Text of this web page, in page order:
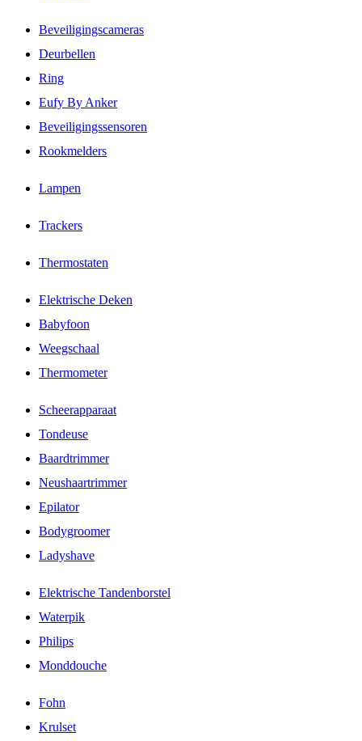
Beveiligingscameras
Deurbellen
Ring
Eufy By Anker
Beveiligingssensoren
Rookmelders
Lampen
Trackers
Thermostaten
Elektrische Deken
Babyfoon
Weegschaal
Thermometer
Scheerapparaat
Tondeuse
Baardtrimmer
Neushaartrimmer
Epilator
Bodygroomer
Ladyshave
Elektrische Tandenborstel
Waterpik
Philips
Monddouche
Fohn
Krulset